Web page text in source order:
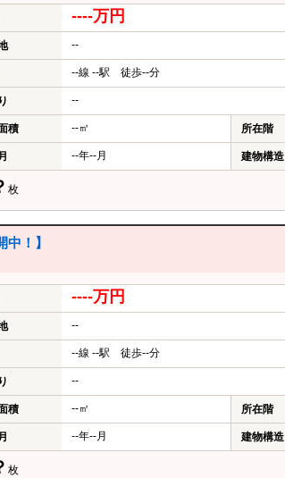
----万円
--
--線 --駅 徒歩--分
--
積 --㎡ 所在階
--年--月 建物構造
枚
！】
----万円
--
--線 --駅 徒歩--分
--
積 --㎡ 所在階
--年--月 建物構造
枚